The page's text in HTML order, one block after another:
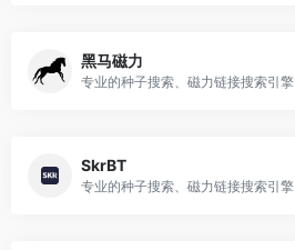
黑马磁力
专业的种子搜索、磁力链接搜索引擎
SkrBT
专业的种子搜索、磁力链接搜索引擎